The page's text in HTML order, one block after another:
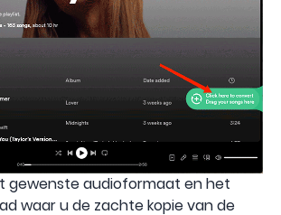
gewenste audioformaat en het
waar u de zachte kopie van de